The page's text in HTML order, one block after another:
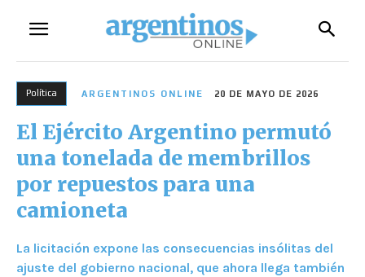
Política ARGENTINOS ONLINE 20 DE MAYO DE 2026
El Ejército Argentino permutó
una tonelada de membrillos
por repuestos para una
camioneta
La licitación expone las consecuencias insólitas del
ajuste del gobierno nacional, que ahora llega también